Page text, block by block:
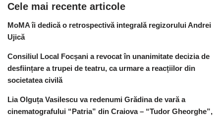
Cele mai recente articole
MoMA îi dedică o retrospectivă integrală regizorului Andrei
Ujică
Consiliul Local Focșani a revocat în unanimitate decizia de
desființare a trupei de teatru, ca urmare a reacțiilor din
societatea civilă
Lia Olguța Vasilescu va redenumi Grădina de vară a
cinematografului “Patria” din Craiova – “Tudor Gheorghe”,